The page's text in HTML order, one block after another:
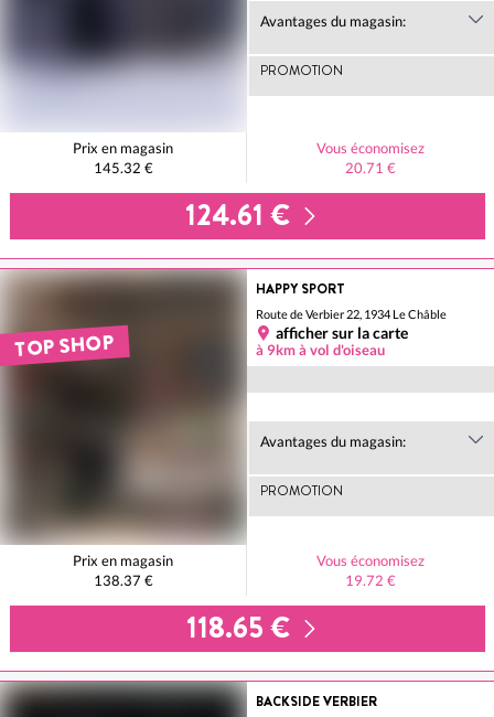
Avantages du magasin:
PROMOTION
Prix en magasin
145.32 €
Vous économisez
20.71 €
124.61 €
TOP SHOP
HAPPY SPORT
Route de Verbier 22, 1934 Le Châble
afficher sur la carte
à 9km à vol d'oiseau
Avantages du magasin:
PROMOTION
Prix en magasin
138.37 €
Vous économisez
19.72 €
118.65 €
BACKSIDE VERBIER